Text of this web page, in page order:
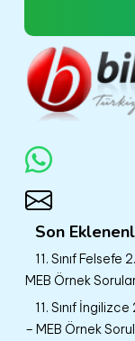
Son
11. Sınıf Felsefe
MEB Örnek
11. Sınıf
– MEB Örnek